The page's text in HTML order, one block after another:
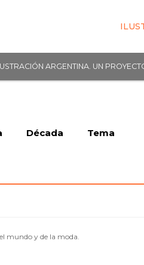
ARGENTINA. UN
Década Tema
mundo y de la moda.